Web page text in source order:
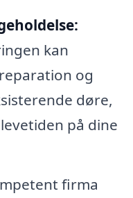
kan
og
døre,
på dine
firma